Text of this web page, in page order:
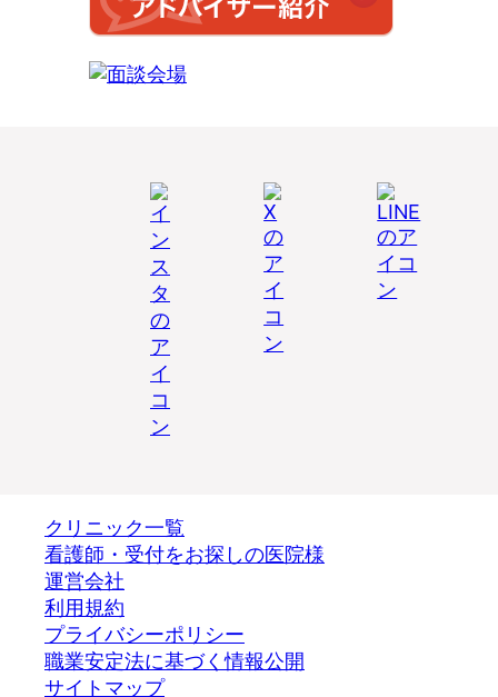
クリニック一覧
看護師・受付をお探しの医院様
運営会社
利用規約